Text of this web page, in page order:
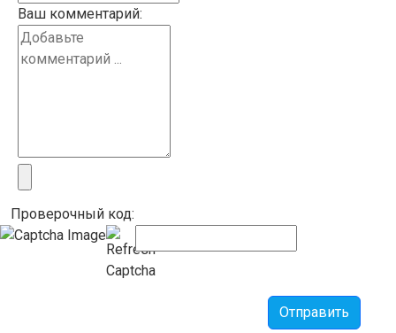
Ваш комментарий:
Проверочный код:
Отправить